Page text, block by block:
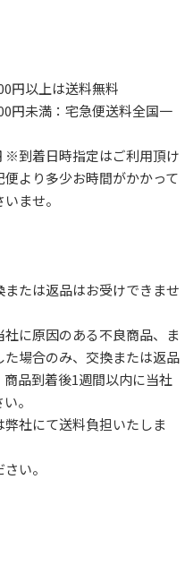
円以上は送料無料
円未満：宅急便送料全国一
※到着日時指定はご利用頂け
より多少お時間がかかって
ませ。
たは返品はお受けできませ
に原因のある不良商品、ま
場合のみ、交換または返品
品到着後1週間以内に当社
。
社にて送料負担いたしま
さい。